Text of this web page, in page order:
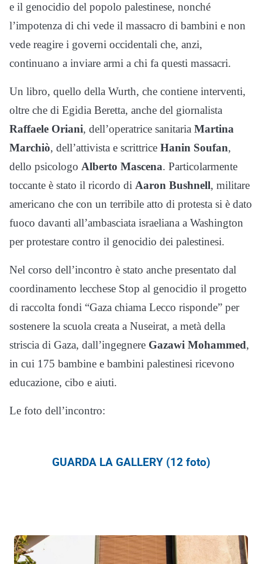
e il genocidio del popolo palestinese, nonché
l’impotenza di chi vede il massacro di bambini e non
vede reagire i governi occidentali che, anzi,
continuano a inviare armi a chi fa questi massacri.
Un libro, quello della Wurth, che contiene interventi,
oltre che di Egidia Beretta, anche del giornalista
Raffaele Oriani, dell’operatrice sanitaria Martina
Marchiò, dell’attivista e scrittrice Hanin Soufan,
dello psicologo Alberto Mascena. Particolarmente
toccante è stato il ricordo di Aaron Bushnell, militare
americano che con un terribile atto di protesta si è dato
fuoco davanti all’ambasciata israeliana a Washington
per protestare contro il genocidio dei palestinesi.
Nel corso dell’incontro è stato anche presentato dal
coordinamento lecchese Stop al genocidio il progetto
di raccolta fondi “Gaza chiama Lecco risponde” per
sostenere la scuola creata a Nuseirat, a metà della
striscia di Gaza, dall’ingegnere Gazawi Mohammed,
in cui 175 bambine e bambini palestinesi ricevono
educazione, cibo e aiuti.
Le foto dell’incontro:
GUARDA LA GALLERY (12 foto)